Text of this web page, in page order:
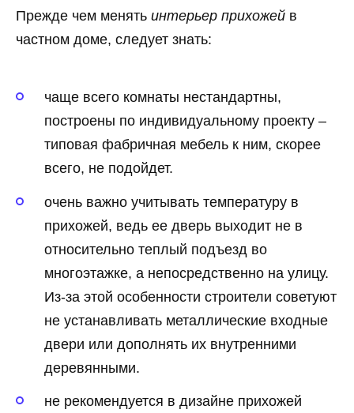
Прежде чем менять интерьер прихожей в
частном доме, следует знать:
чаще всего комнаты нестандартны,
построены по индивидуальному проекту –
типовая фабричная мебель к ним, скорее
всего, не подойдет.
очень важно учитывать температуру в
прихожей, ведь ее дверь выходит не в
относительно теплый подъезд во
многоэтажке, а непосредственно на улицу.
Из-за этой особенности строители советуют
не устанавливать металлические входные
двери или дополнять их внутренними
деревянными.
не рекомендуется в дизайне прихожей